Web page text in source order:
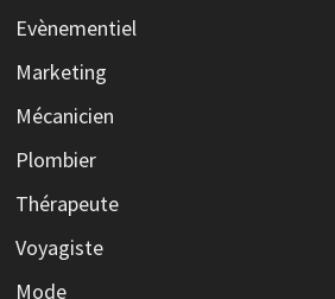
Evènementiel
Marketing
Mécanicien
Plombier
Thérapeute
Voyagiste
Mode